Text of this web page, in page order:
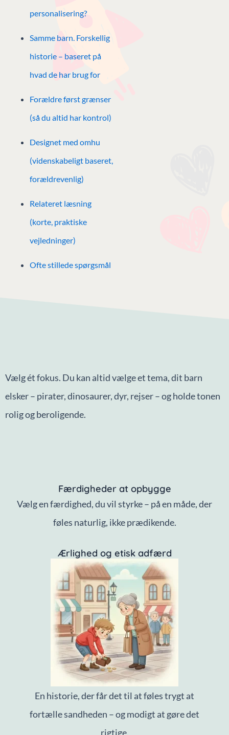
personalisering?
Samme barn. Forskellig
historie – baseret på
hvad de har brug for
Forældre først grænser
(så du altid har kontrol)
Designet med omhu
(videnskabeligt baseret,
forældrevenlig)
Relateret læsning
(korte, praktiske
vejledninger)
Ofte stillede spørgsmål
Vælg ét fokus. Du kan altid vælge et tema, dit barn
elsker – pirater, dinosaurer, dyr, rejser – og holde tonen
rolig og beroligende.
Færdigheder at opbygge
Vælg en færdighed, du vil styrke – på en måde, der
føles naturlig, ikke prædikende.
Ærlighed og etisk adfærd
En historie, der får det til at føles trygt at
fortælle sandheden – og modigt at gøre det
rigtige.